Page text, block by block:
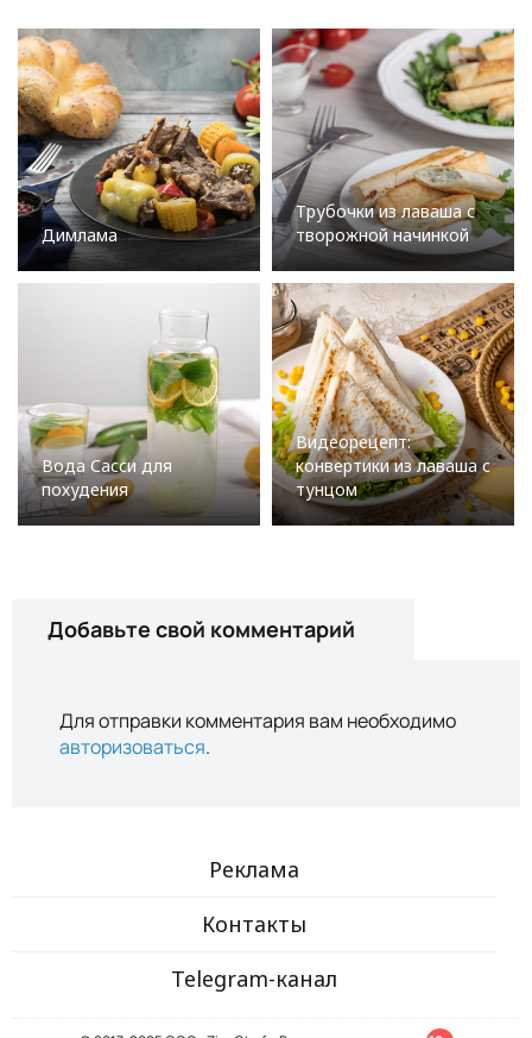
Димлама
Трубочки из лаваша с
творожной начинкой
Вода Сасси для
похудения
Видеорецепт:
конвертики из лаваша с
тунцом
Добавьте свой комментарий
Для отправки комментария вам необходимо
авторизоваться.
Реклама
Контакты
Telegram-канал